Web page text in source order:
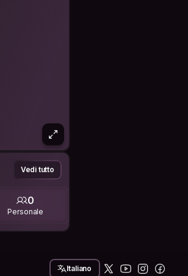
Vedi tutto
0
Personale
Italiano